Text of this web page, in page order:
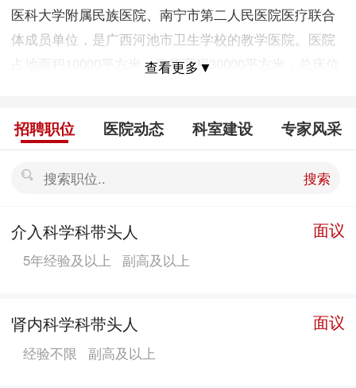
医科大学附属民族医院、南宁市第二人民医院医疗联合
体成员单位，是广西河池市卫生学校的教学医院。医院
占地面积10000平方米，建筑面积30000平方米，总床位
职工 419人。医院开设心血管内科、呼吸内科、肾内
科、泌尿外科、骨外科、创伤外科、肛肠外科、妇产
（ICU）、高压氧科、介入手术室、皮肤科、疼痛科、
老年病科、口腔科、麻醉科、预防保健科、放射科、超
共振、西门子64排CT、西门子16排CT、飞利浦
Azurion5M20全能型大平板血管造影系统、全数字移动
查看更多▼
招聘职位 医院动态 科室建设 专家风采
搜索
介入科学科带头人 面议
5年经验及以上 副高及以上
肾内科学科带头人 面议
经验不限 副高及以上